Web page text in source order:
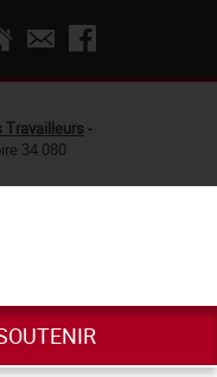
Travailleurs -
34 080